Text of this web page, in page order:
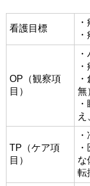
看護目標
OP（観察項
目）
無
TP（ケア項
目）
な
転